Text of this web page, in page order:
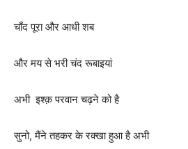
चाँद पूरा और आधी शब
और मय से भरी चंद रूबाइयां
अभी इश्क़ परवान चढ़ने को है
सुनो, मैंने तहकर के रक्खा हुआ है अभी